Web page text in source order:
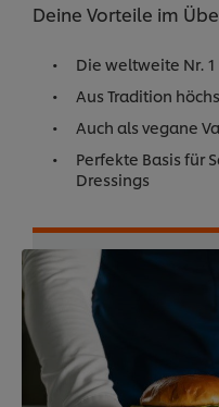
Deine Vorteile im
Die weltweite Nr.
Aus Tradition
Auch als vegane
Perfekte Basis für
Dressings